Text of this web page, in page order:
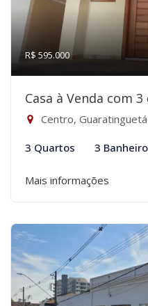
R$ 595.000
Casa à Venda com
Centro,
3 Quartos 3
Mais informações